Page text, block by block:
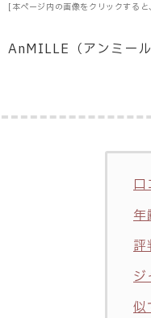
[本ページ内の画像をクリックする
AnMILLE（アンミー
口
年
評
ジ
似